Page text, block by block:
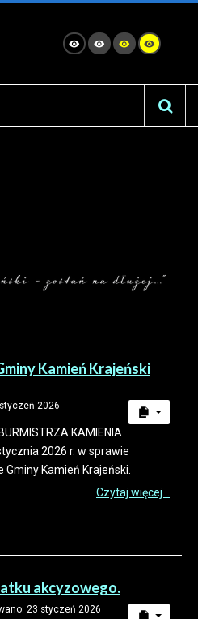
Kamień Krajeński
2026
KAMIENIA
2026 r. w sprawie
Kamień Krajeński.
Czytaj więcej...
akcyzowego.
23 styczeń 2026